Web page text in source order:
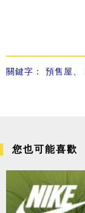
關鍵字： 預售屋、
您也可能喜歡